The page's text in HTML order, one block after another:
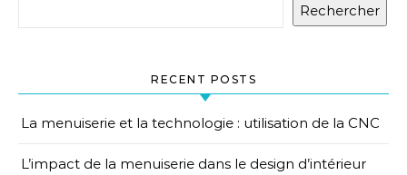
Rechercher
RECENT POSTS
La menuiserie et la technologie : utilisation de la CNC
L’impact de la menuiserie dans le design d’intérieur